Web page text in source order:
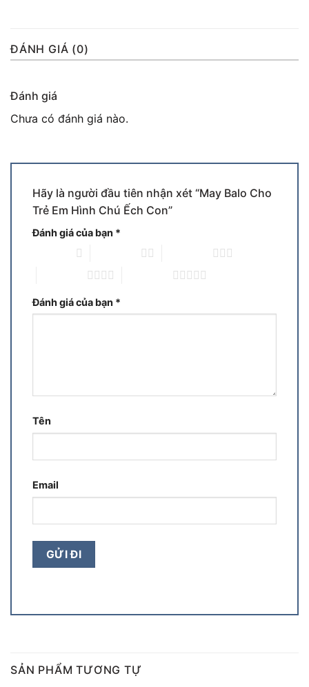
ĐÁNH GIÁ (0)
Đánh giá
Chưa có đánh giá nào.
Hãy là người đầu tiên nhận xét “May Balo Cho
Trẻ Em Hình Chú Ếch Con”
Đánh giá của bạn *
Đánh giá của bạn *
Tên
Email
SẢN PHẨM TƯƠNG TỰ